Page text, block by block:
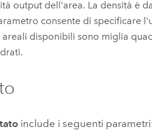
output dell'area. La densità è
consente di specificare
areali disponibili sono miglia
include i seguenti